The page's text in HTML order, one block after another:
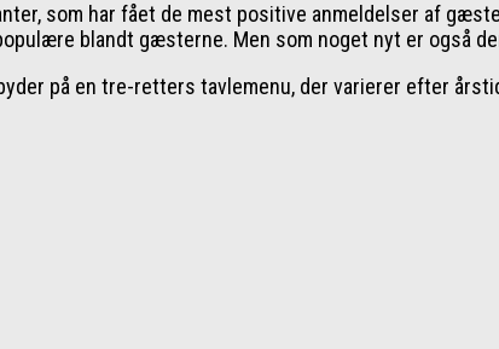
som har fået de mest positive anmeldelser af
blandt gæsterne. Men som noget nyt er også
på en tre-retters tavlemenu, der varierer efter